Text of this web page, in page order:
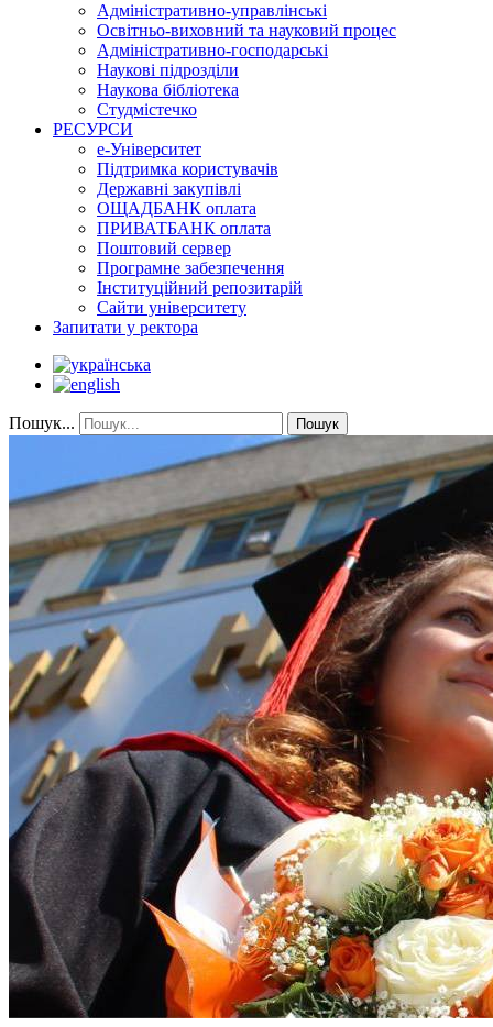
Адміністративно-управлінські
Освітньо-виховний та науковий процес
Адміністративно-господарські
Наукові підрозділи
Наукова бібліотека
Студмістечко
РЕСУРСИ
е-Університет
Підтримка користувачів
Державні закупівлі
ОЩАДБАНК оплата
ПРИВАТБАНК оплата
Поштовий сервер
Програмне забезпечення
Інституційний репозитарій
Сайти університету
Запитати у ректора
Пошук... Пошук